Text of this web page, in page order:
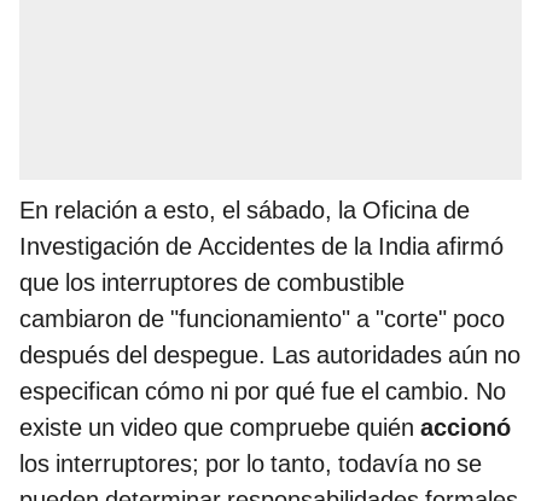
En relación a esto, el sábado, la Oficina de
Investigación de Accidentes de la India afirmó
que los interruptores de combustible
cambiaron de "funcionamiento" a "corte" poco
después del despegue. Las autoridades aún no
especifican cómo ni por qué fue el cambio. No
existe un video que compruebe quién accionó
los interruptores; por lo tanto, todavía no se